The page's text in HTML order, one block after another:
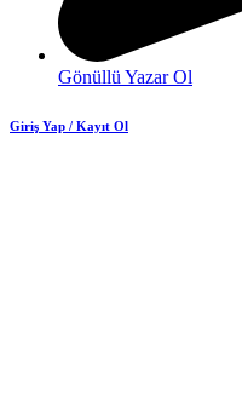
Gönüllü Yazar Ol
Giriş Yap / Kayıt Ol